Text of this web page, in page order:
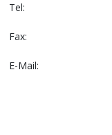
Tel:
Fax:
E-Mail: